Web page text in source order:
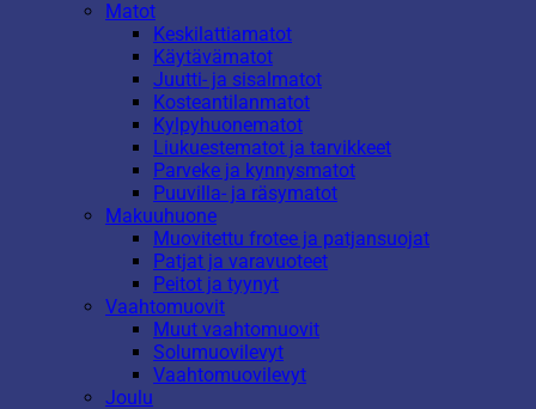
Matot
Keskilattiamatot
Käytävämatot
Juutti- ja sisalmatot
Kosteantilanmatot
Kylpyhuonematot
Liukuestematot ja tarvikkeet
Parveke ja kynnysmatot
Puuvilla- ja räsymatot
Makuuhuone
Muovitettu frotee ja patjansuojat
Patjat ja varavuoteet
Peitot ja tyynyt
Vaahtomuovit
Muut vaahtomuovit
Solumuovilevyt
Vaahtomuovilevyt
Joulu